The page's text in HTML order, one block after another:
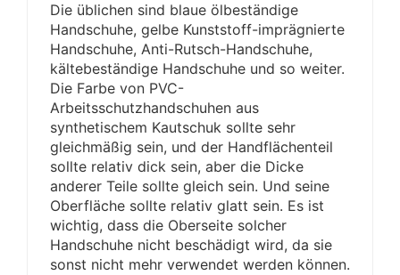
Die üblichen sind blaue ölbeständige
Handschuhe, gelbe Kunststoff-imprägnierte
Handschuhe, Anti-Rutsch-Handschuhe,
kältebeständige Handschuhe und so weiter.
Die Farbe von PVC-
Arbeitsschutzhandschuhen aus
synthetischem Kautschuk sollte sehr
gleichmäßig sein, und der Handflächenteil
sollte relativ dick sein, aber die Dicke
anderer Teile sollte gleich sein. Und seine
Oberfläche sollte relativ glatt sein. Es ist
wichtig, dass die Oberseite solcher
Handschuhe nicht beschädigt wird, da sie
sonst nicht mehr verwendet werden können.